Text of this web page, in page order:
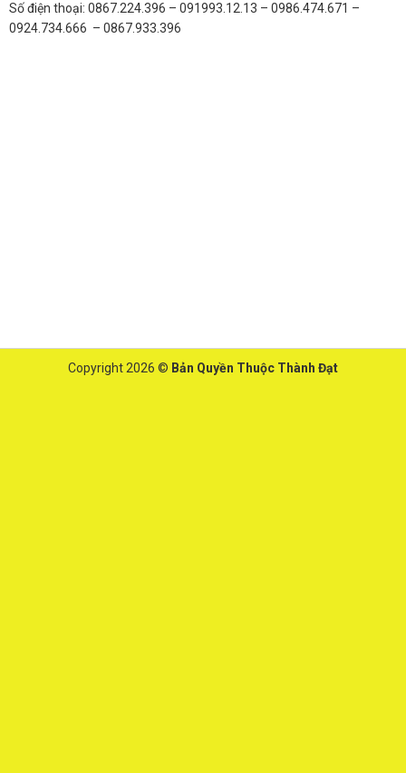
Số điện thoại: 0867.224.396 – 091993.12.13 – 0986.474.671 –
0924.734.666 – 0867.933.396
Copyright 2026 © Bản Quyền Thuộc Thành Đạt